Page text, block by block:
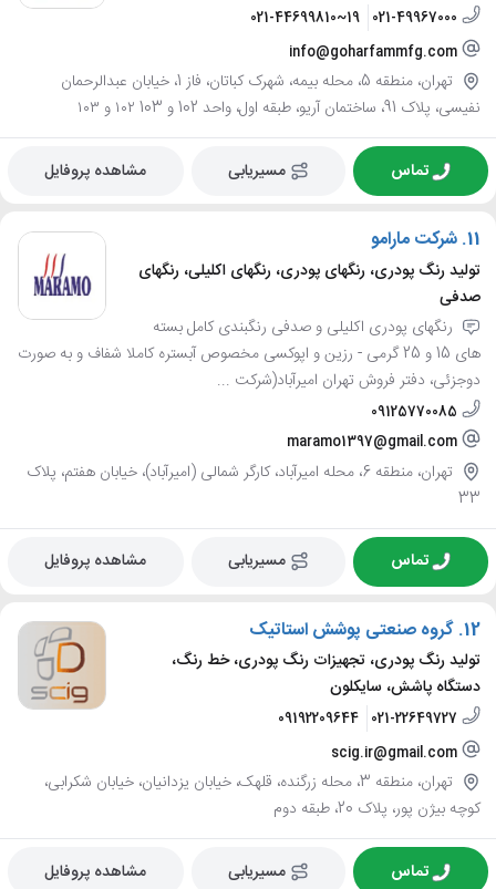
021-49967000
021-44699810~19
info@goharfammfg.com
تهران، منطقه 5، محله بیمه، شهرک کباتان، فاز 1، خیابان عبدالرحمان
نفیسی، پلاک 91، ساختمان آریو، طبقه اول، واحد 102 و 103 ۱۰۲ و ۱۰۳
تماس مسیریابی مشاهده پروفایل
11. شرکت مارامو
تولید رنگ پودری، رنگهای پودری، رنگهای اکلیلی، رنگهای
صدفی
رنگهای پودری اکلیلی و صدفی رنگبندی کامل بسته
های 15 و 25 گرمی - رزین و اپوکسی مخصوص آبستره کاملا شفاف و به صورت
دوجزئی، دفتر فروش تهران امیرآباد(شرکت ...
09125770085
maramo1397@gmail.com
تهران، منطقه 6، محله امیرآباد، کارگر شمالی (امیرآباد)، خیابان هفتم، پلاک
33
تماس مسیریابی مشاهده پروفایل
12. گروه صنعتی پوشش استاتیک
تولید رنگ پودری، تجهیزات رنگ پودری، خط رنگ،
دستگاه پاشش، سایکلون
021-22649727
09192209644
scig.ir@gmail.com
تهران، منطقه 3، محله زرگنده، قلهک، خیابان یزدانیان، خیابان شکرابی،
کوچه بیژن پور، پلاک 20، طبقه دوم
تماس مسیریابی مشاهده پروفایل